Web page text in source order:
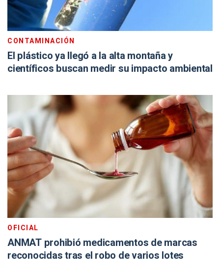
CONTAMINACIÓN
El plástico ya llegó a la alta montaña y
científicos buscan medir su impacto ambiental
OFICIAL
ANMAT prohibió medicamentos de marcas
reconocidas tras el robo de varios lotes